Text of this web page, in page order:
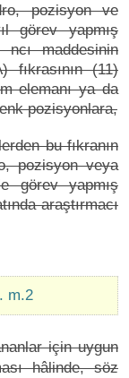
pozisyon ve
görev yapmış
maddesinin
fıkrasının (11)
elemanı ya da
pozisyonlara,
bu fıkranın
pozisyon veya
görev yapmış
araştırmacı
m.2
için uygun
hâlinde, söz